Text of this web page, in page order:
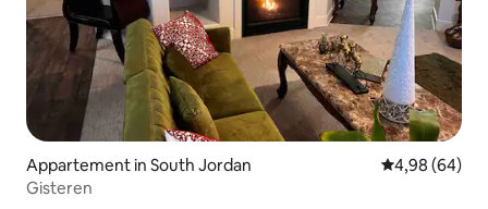
Appartement in South Jordan Gemiddelde
4,98 (64)
Gisteren